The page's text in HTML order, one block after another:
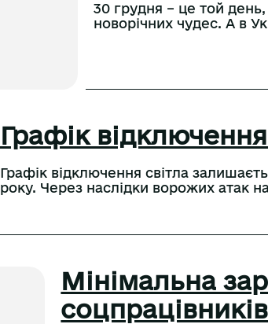
30 грудня – це той день,
новорічних чудес. А в
Графік
Графік відключення світла
року. Через наслідки ворожих атак
Мінімальна
соцпрацівників